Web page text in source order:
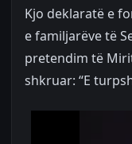
Kjo deklaratë e
e familjarëve të
pretendim të
shkruar: “E